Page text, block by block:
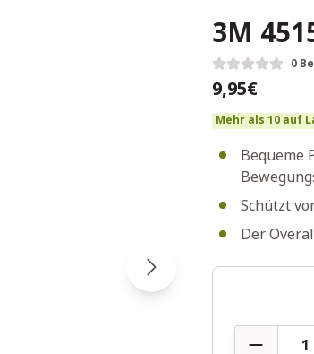
3M
0
9,95€
Mehr als 10 auf
Bequeme
Schützt
Der